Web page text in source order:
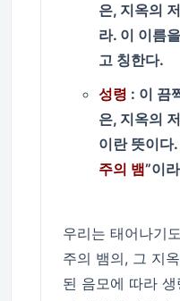
은, 지옥의
라. 이 이름
고 칭한다.
성령 : 이 끔
은, 지옥의
이란 뜻이다
주의 뱀”이
우리는 태어나기
주의 뱀의, 그 지
된 음모에 따라